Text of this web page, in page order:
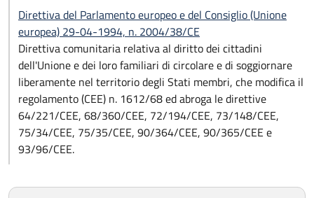
Direttiva del Parlamento europeo e del Consiglio (Unione
europea) 29-04-1994, n. 2004/38/CE
Direttiva comunitaria relativa al diritto dei cittadini
dell'Unione e dei loro familiari di circolare e di soggiornare
liberamente nel territorio degli Stati membri, che modifica il
regolamento (CEE) n. 1612/68 ed abroga le direttive
64/221/CEE, 68/360/CEE, 72/194/CEE, 73/148/CEE,
75/34/CEE, 75/35/CEE, 90/364/CEE, 90/365/CEE e
93/96/CEE.